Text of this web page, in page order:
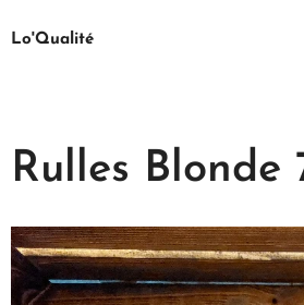
Lo'Qualité
Rulles Blonde